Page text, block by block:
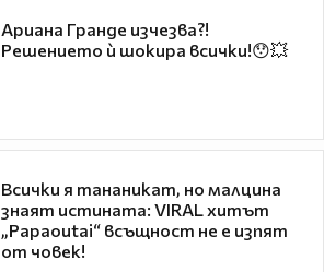
Ариана Гранде изчезва?!
Решението ѝ шокира всички!😯💥
Всички я тананикат, но малцина
знаят истината: VIRAL хитът
„Papaoutai“ всъщност не е изпят
от човек!